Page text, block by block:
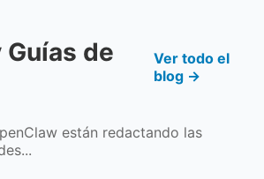
de
Ver todo el
blog →
están redactando las